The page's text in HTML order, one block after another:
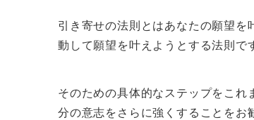
引き寄せの法則とはあなたの願望
動して願望を叶えようとする法則で
そのための具体的なステップをこ
分の意志をさらに強くすることをお